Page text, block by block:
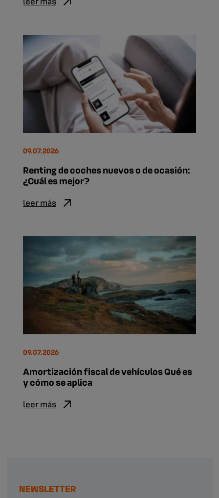
Renting de coches nuevos o de ocasión:
¿Cuál es mejor?
09.07.2026
leer más
Amortización fiscal de vehículos Qué es
y cómo se aplica
09.07.2026
leer más
NEWSLETTER